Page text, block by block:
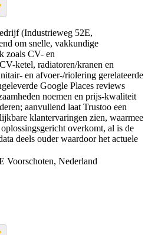
(Industrieweg 52E,
om snelle, vakkundige
zoals CV- en
ketel, radiatoren/kranen en
en afvoer-/riolering gerelateerde
Google Places reviews
noemen en prijs-kwaliteit
aanvullend laat Trustoo een
klantervaringen zien, waarmee
overkomt, al is de
deels ouder waardoor het actuele
Voorschoten, Nederland